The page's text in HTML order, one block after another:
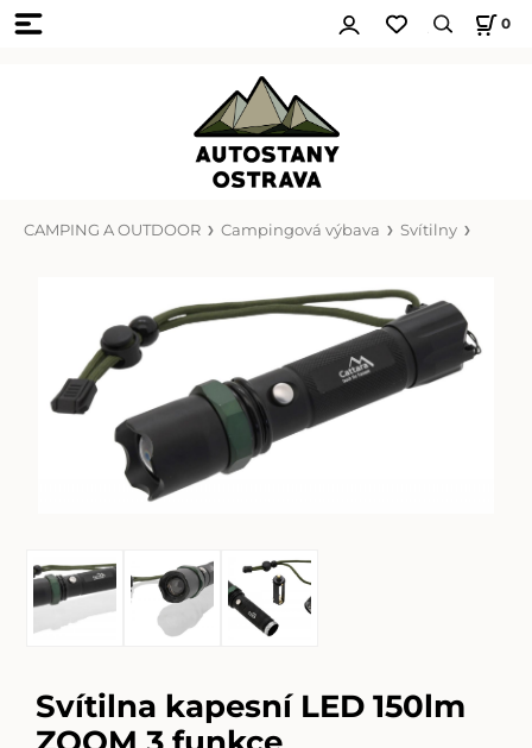
0
CAMPING A OUTDOOR Campingová výbava Svítilny
Svítilna kapesní LED 150lm